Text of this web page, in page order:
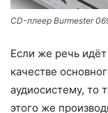
CD-плеер Burmester
Если же речь
качестве
аудиосистему, то
этого же